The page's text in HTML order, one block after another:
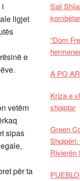
i
ligjet
e
vetëm
sipas
për ta
Sali
kombëtar
“Dom
A PO
Kriza e
shqiptar
Green
Rivierën